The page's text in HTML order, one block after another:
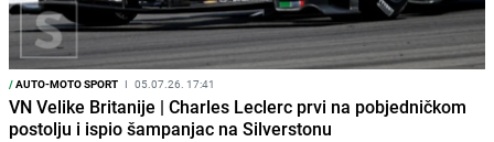
/AUTO-MOTO SPORT I 05.07.26. 17:41
VN Velike Britanije | Charles Leclerc prvi na pobjedničkom
postolju i ispio šampanjac na Silverstonu